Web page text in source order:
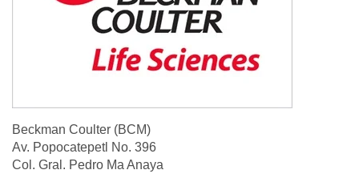
Beckman Coulter (BCM)
Av. Popocatepetl No. 396
Col. Gral. Pedro Ma Anaya